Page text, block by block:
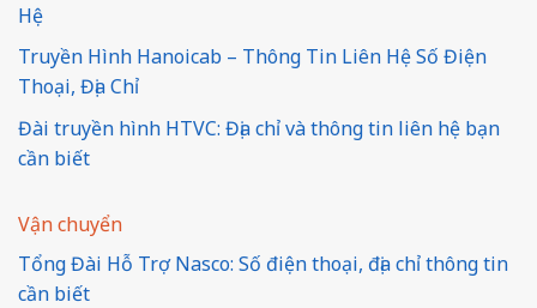
Hệ
Truyền Hình Hanoicab – Thông Tin Liên Hệ Số Điện
Thoại, Địa Chỉ
Đài truyền hình HTVC: Địa chỉ và thông tin liên hệ bạn
cần biết
Vận chuyển
Tổng Đài Hỗ Trợ Nasco: Số điện thoại, địa chỉ thông tin
cần biết